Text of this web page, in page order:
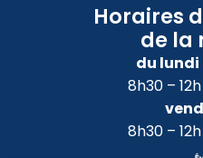
Horaires
de la
du lundi
8h30 –
8h30 –